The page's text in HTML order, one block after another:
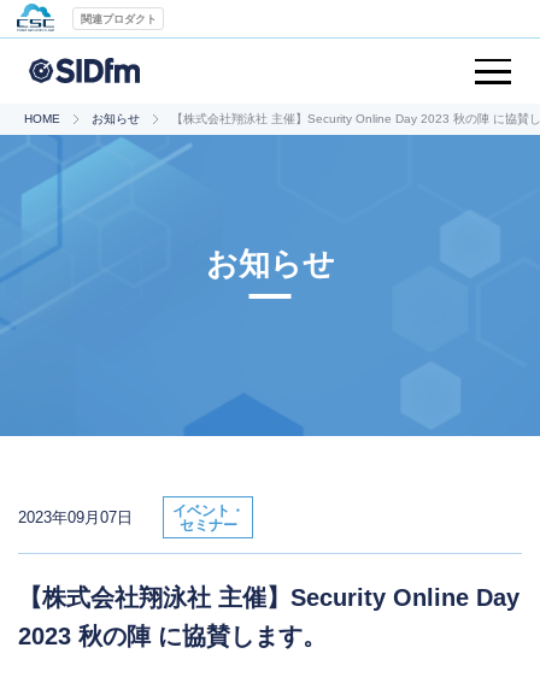
関連プロダクト
HOME お知らせ 【株式会社翔泳社 主催】Security Online Day 2023 秋の陣 に協賛
お知らせ
2023年09月07日
イベント・
セミナー
【株式会社翔泳社 主催】Security Online Day
2023 秋の陣 に協賛します。